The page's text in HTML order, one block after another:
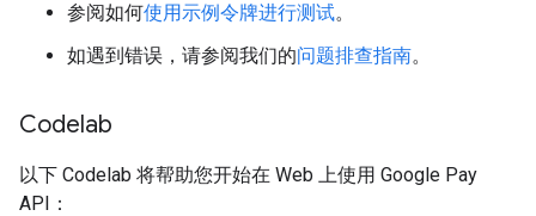
参阅如何使用示例令牌进行测试。
如遇到错误，请参阅我们的问题排查指南。
Codelab
以下 Codelab 将帮助您开始在 Web 上使用 Google Pay
API：